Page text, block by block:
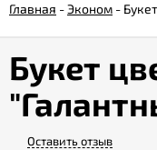
Гарантии
Главная -Эконом -
Букет
Оставить отзыв